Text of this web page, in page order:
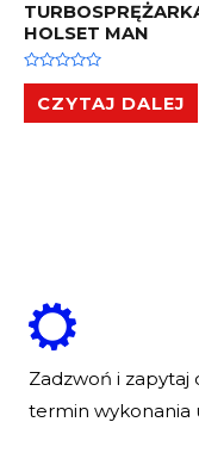
HOLSET MAN
Oceniono
na
5
CZYTAJ DALEJ
Zadzwoń i zapytaj
termin wykonania